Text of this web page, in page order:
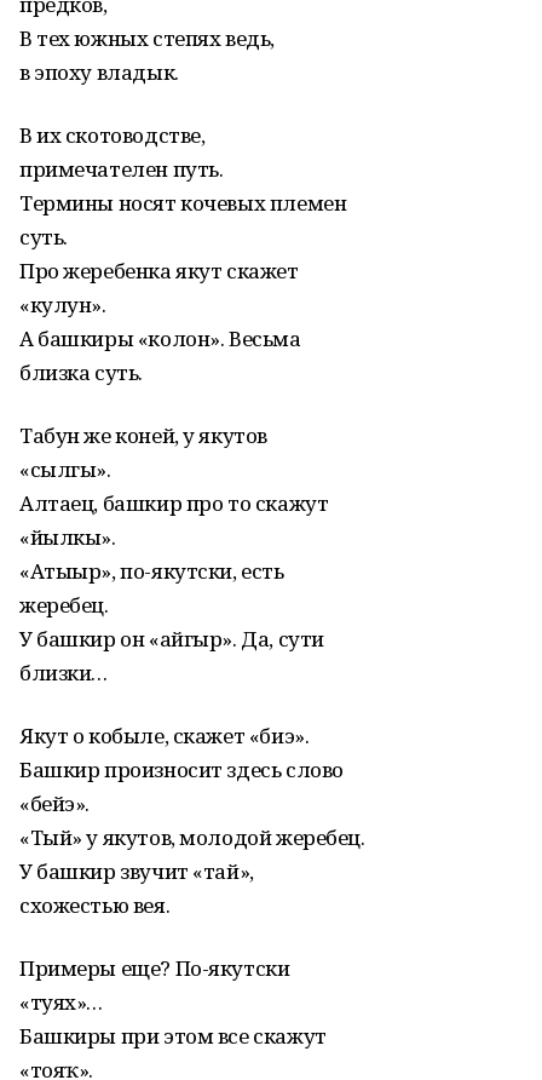
В тех южных степях ведь,
в эпоху владык.
В их скотоводстве,
примечателен путь.
Термины носят кочевых племен
суть.
Про жеребенка якут скажет
«кулун».
А башкиры «колон». Весьма
близка суть.
Табун же коней, у якутов
«сылгы».
Алтаец, башкир про то скажут
«йылкы».
«Атыыр», по-якутски, есть
жеребец.
У башкир он «айгыр». Да, сути
близки…
Якут о кобыле, скажет «биэ».
Башкир произносит здесь слово
«бейэ».
«Тый» у якутов, молодой жеребец.
У башкир звучит «тай»,
схожестью вея.
Примеры еще? По-якутски
«туях»…
Башкиры при этом все скажут
«тояҡ».